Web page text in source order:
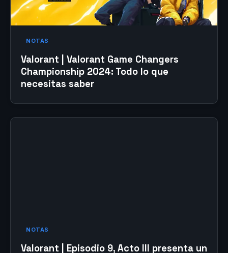
NOTAS
Valorant | Valorant Game Changers
Championship 2024: Todo lo que
necesitas saber
NOTAS
Valorant | Episodio 9, Acto III presenta un